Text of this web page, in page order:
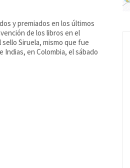
y premiados en los últimos
de los libros en el
Siruela, mismo que fue
en Colombia, el sábado